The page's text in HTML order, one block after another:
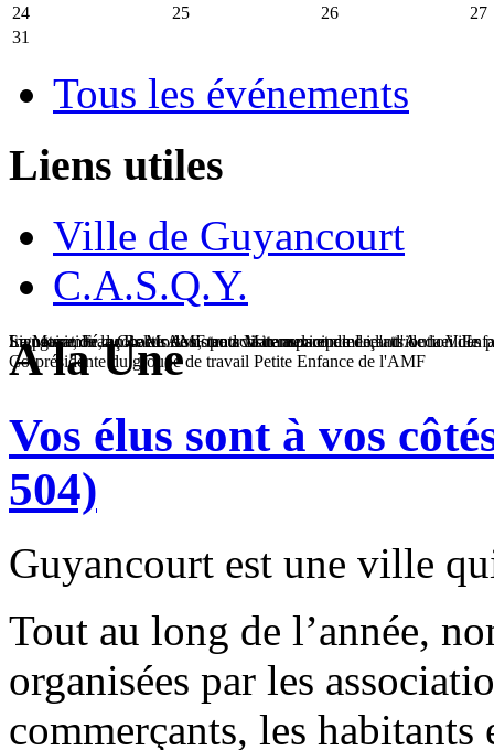
24
25 26
27
31
Tous les événements
Liens utiles
Ville de Guyancourt
C.A.S.Q.Y.
Signature de la Charte AMF pour la transparence de l'attribution
Co-présidente du groupe de travail Petite Enfance de l'AMF
Inauguration du Relais Assistants Maternels et du Lieu d'Accueil
Le Maire, François Morton, rend visite aux commerçants de la Ville
La proximité, au coeur de notre action municipale
A la Une
Vos élus sont à vos
504)
Guyancourt est une ville
Tout au long de l’année,
organisées par les
commerçants, les